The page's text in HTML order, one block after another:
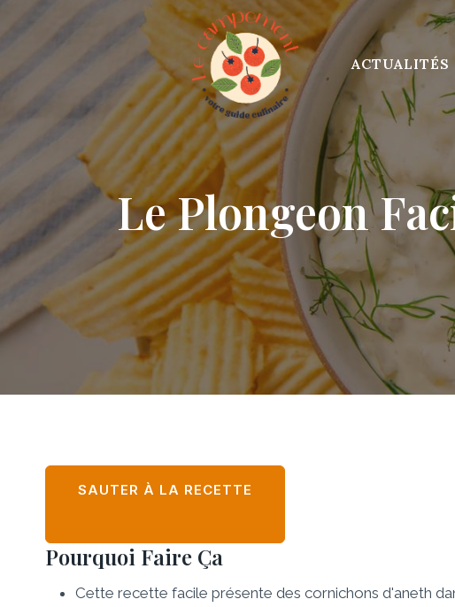
ACTUALITÉS
Le Plongeon
SAUTER À LA RECETTE
Pourquoi Faire Ça
Cette recette facile présente des cornichons d'aneth